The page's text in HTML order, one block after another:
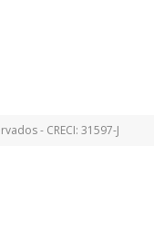
- CRECI: 31597-J